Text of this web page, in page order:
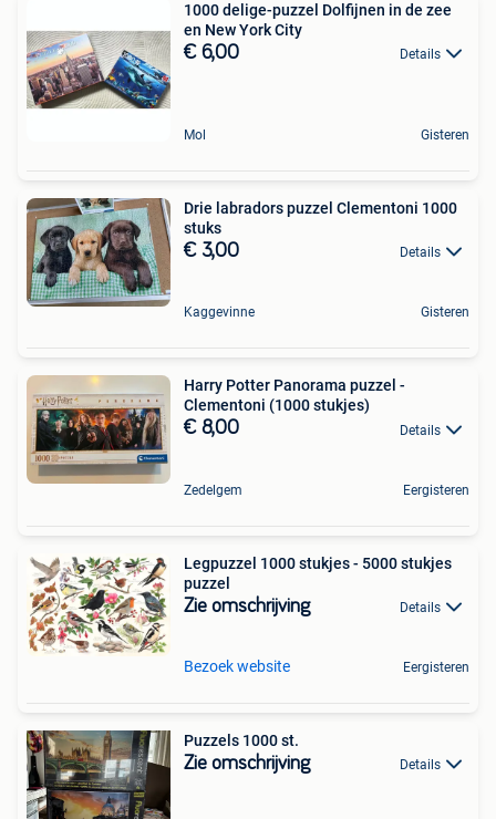
1000 delige-puzzel Dolfijnen in de zee
en New York City
€ 6,00 Details
Mol Gisteren
Drie labradors puzzel Clementoni 1000
stuks
€ 3,00 Details
Kaggevinne Gisteren
Harry Potter Panorama puzzel -
Clementoni (1000 stukjes)
€ 8,00 Details
Zedelgem Eergisteren
Legpuzzel 1000 stukjes - 5000 stukjes
puzzel
Zie omschrijving Details
Bezoek website Eergisteren
Puzzels 1000 st.
Zie omschrijving Details